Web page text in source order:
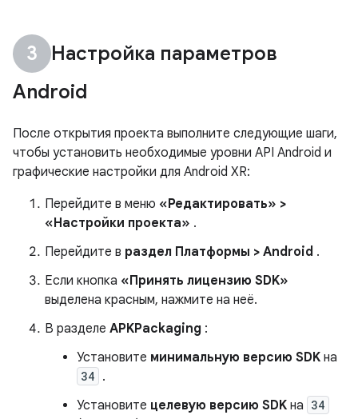
Настройка параметров
Android
После открытия проекта выполните следующие шаги,
чтобы установить необходимые уровни API Android и
графические настройки для Android XR:
Перейдите в меню «Редактировать» >
«Настройки проекта» .
Перейдите в раздел Платформы > Android .
Если кнопка «Принять лицензию SDK»
выделена красным, нажмите на неё.
В разделе APKPackaging :
Установите минимальную версию SDK на
34 .
Установите целевую версию SDK на 34